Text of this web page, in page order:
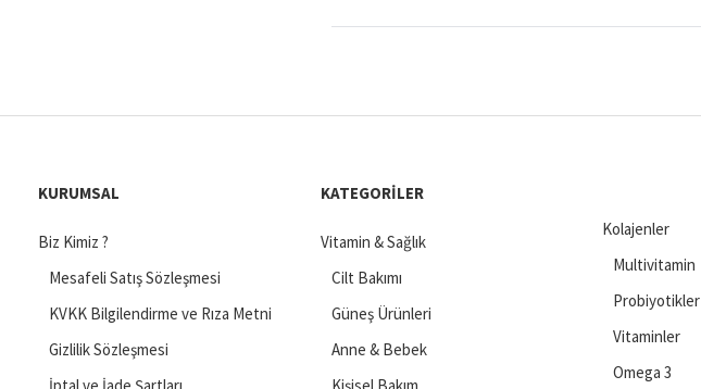
KURUMSAL
Biz Kimiz ?
Mesafeli Satış Sözleşmesi
KVKK Bilgilendirme ve Rıza Metni
Gizlilik Sözleşmesi
KATEGORILER
Vitamin & Sağlık
Cilt Bakımı
Güneş Ürünleri
Anne & Bebek
Kolajenler
Multivitamin
Probiyotikler
Vitaminler
Omega 3